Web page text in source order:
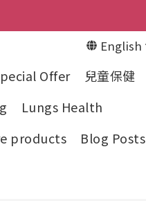
English
Offer
兒童保健
Lungs Health
products
Blog Posts